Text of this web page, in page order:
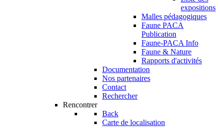
expositions
Malles pédagogiques
Faune PACA
Publication
Faune-PACA Info
Faune & Nature
Rapports d'activités
Documentation
Nos partenaires
Contact
Rechercher
Rencontrer
Back
Carte de localisation